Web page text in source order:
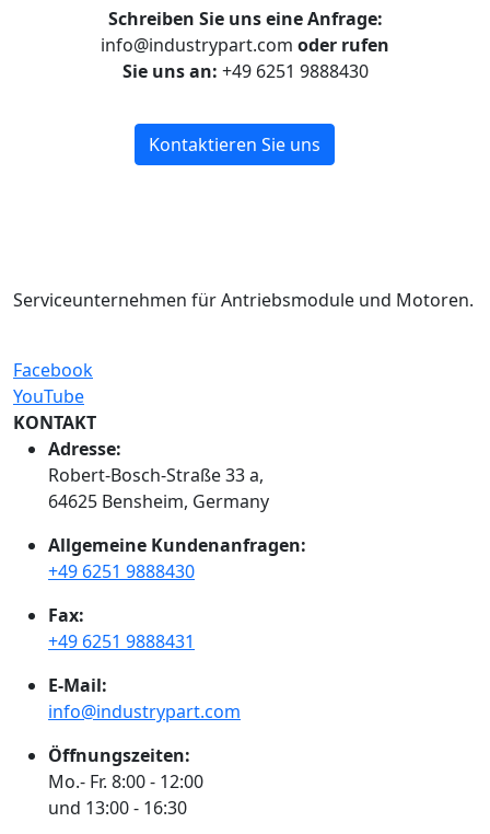
Schreiben Sie uns eine Anfrage:
info@industrypart.com oder rufen
Sie uns an: +49 6251 9888430
Kontaktieren Sie uns
Serviceunternehmen für Antriebsmodule und Motoren.
Facebook
YouTube
KONTAKT
Adresse:
Robert-Bosch-Straße 33 a,
64625 Bensheim, Germany
Allgemeine Kundenanfragen:
+49 6251 9888430
Fax:
+49 6251 9888431
E-Mail:
info@industrypart.com
Öffnungszeiten:
Mo.- Fr. 8:00 - 12:00
und 13:00 - 16:30